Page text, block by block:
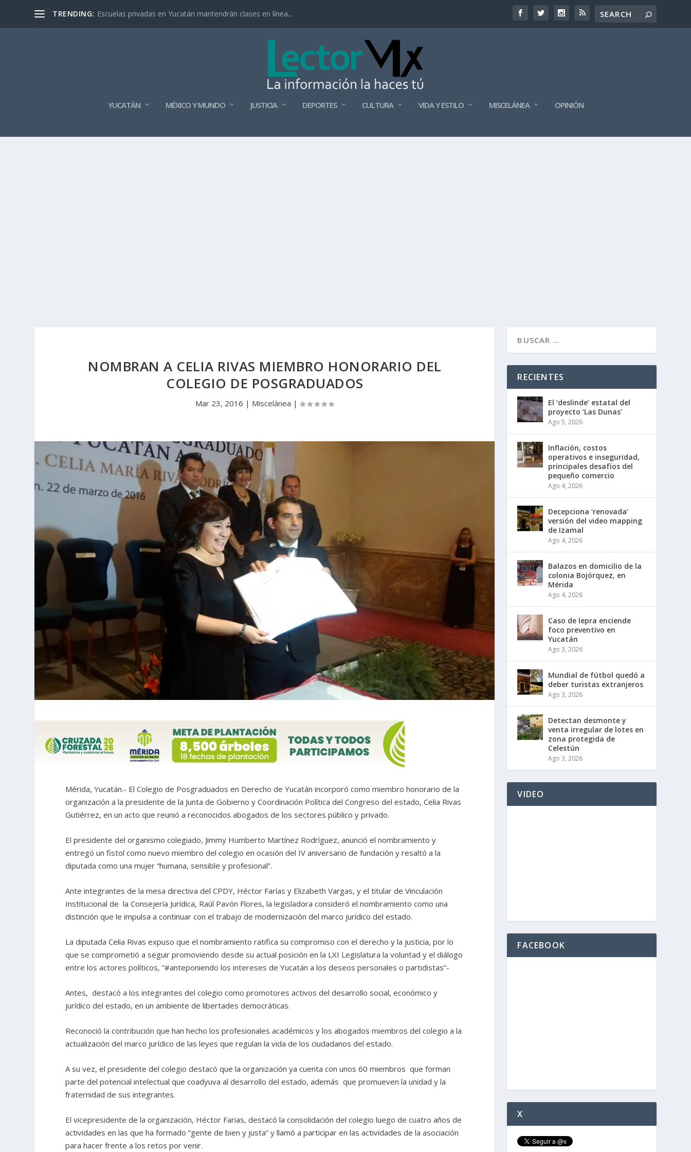
TRENDING: Escuelas privadas en Yucatán mantendrán clases en línea...
YUCATÁN MÉXICO Y MUNDO JUSTICIA DEPORTES CULTURA VIDA Y ESTILO MISCELÁNEA OPINIÓN
NOMBRAN A CELIA RIVAS MIEMBRO HONORARIO DEL
COLEGIO DE POSGRADUADOS
Mar 23, 2016 | Miscelánea |
Mérida, Yucatán.- El Colegio de Posgraduados en Derecho de Yucatán incorporó como miembro honorario de la
organización a la presidente de la Junta de Gobierno y Coordinación Política del Congreso del estado, Celia Rivas
Gutiérrez, en un acto que reunió a reconocidos abogados de los sectores público y privado.
El presidente del organismo colegiado, Jimmy Humberto Martínez Rodríguez, anunció el nombramiento y
entregó un fistol como nuevo miembro del colegio en ocasión del IV aniversario de fundación y resaltó a la
diputada como una mujer “humana, sensible y profesional”.
Ante integrantes de la mesa directiva del CPDY, Héctor Farías y Elizabeth Vargas, y el titular de Vinculación
Institucional de la Consejería Jurídica, Raúl Pavón Flores, la legisladora consideró el nombramiento como una
distinción que le impulsa a continuar con el trabajo de modernización del marco jurídico del estado.
La diputada Celia Rivas expuso que el nombramiento ratifica su compromiso con el derecho y la justicia, por lo
que se comprometió a seguir promoviendo desde su actual posición en la LXI Legislatura la voluntad y el diálogo
entre los actores políticos, “#anteponiendo los intereses de Yucatán a los deseos personales o partidistas”-
Antes, destacó a los integrantes del colegio como promotores activos del desarrollo social, económico y
jurídico del estado, en un ambiente de libertades democráticas.
Reconoció la contribución que han hecho los profesionales académicos y los abogados miembros del colegio a la
actualización del marco jurídico de las leyes que regulan la vida de los ciudadanos del estado.
A su vez, el presidente del colegio destacó que la organización ya cuenta con unos 60 miembros que forman
parte del potencial intelectual que coadyuva al desarrollo del estado, además que promueven la unidad y la
fraternidad de sus integrantes.
El vicepresidente de la organización, Héctor Farias, destacó la consolidación del colegio luego de cuatro años de
actividades en las que ha formado “gente de bien y justa” y llamó a participar en las actividades de la asociación
para hacer frente a los retos por venir.
RECIENTES
El ‘deslinde’ estatal del
proyecto ‘Las Dunas’
Ago 5, 2026
Inflación, costos
operativos e inseguridad,
principales desafíos del
pequeño comercio
Ago 4, 2026
Decepciona ‘renovada’
versión del video mapping
de Izamal
Ago 4, 2026
Balazos en domicilio de la
colonia Bojórquez, en
Mérida
Ago 4, 2026
Caso de lepra enciende
foco preventivo en
Yucatán
Ago 3, 2026
Mundial de fútbol quedó a
deber turistas extranjeros
Ago 3, 2026
Detectan desmonte y
venta irregular de lotes en
zona protegida de
Celestún
Ago 3, 2026
VIDEO
FACEBOOK
X